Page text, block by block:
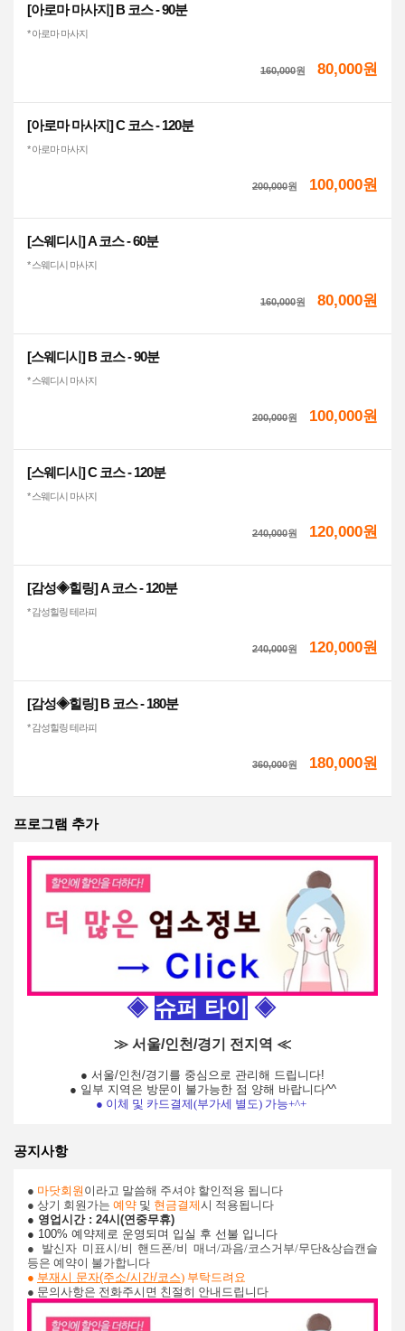
[아로마 마사지] B 코스 - 90분
* 아로마 마사지
160,000원 80,000원
[아로마 마사지] C 코스 - 120분
* 아로마 마사지
200,000원 100,000원
[스웨디시] A 코스 - 60분
* 스웨디시 마사지
160,000원 80,000원
[스웨디시] B 코스 - 90분
* 스웨디시 마사지
200,000원 100,000원
[스웨디시] C 코스 - 120분
* 스웨디시 마사지
240,000원 120,000원
[감성◈힐링] A 코스 - 120분
* 감성힐링 테라피
240,000원 120,000원
[감성◈힐링] B 코스 - 180분
* 감성힐링 테라피
360,000원 180,000원
프로그램 추가
◈ 슈퍼 타이 ◈
≫ 서울/인천/경기 전지역 ≪
● 서울/인천/경기를 중심으로 관리해 드립니다!
● 일부 지역은 방문이 불가능한 점 양해 바랍니다^^
● 이체 및 카드결제(부가세 별도) 가능+^+
공지사항
● 마닷회원 이라고 말씀해 주셔야 할인적용 됩니다
● 상기 회원가는 예약 및 현금결제시 적용됩니다
● 영업시간 : 24시(연중무휴)
● 100% 예약제로 운영되며 입실 후 선불 입니다
● 발신자 미표시/비 핸드폰/비 매너/과음/코스거부/무단&상습캔슬
등은 예약이 불가합니다
● 부재시 문자(주소/시간/코스) 부탁드려요
● 문의사항은 전화주시면 친절히 안내드립니다